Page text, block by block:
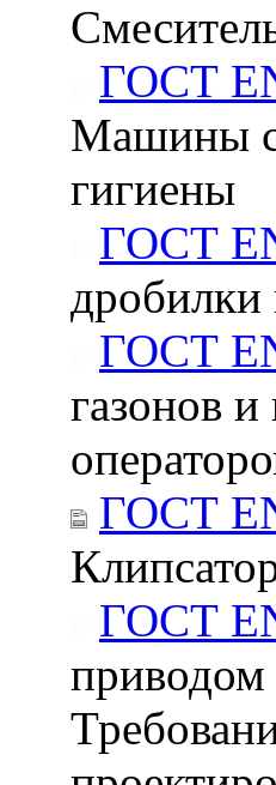
ГОСТ
Машины
гигиены
ГОСТ
дробилки
ГОСТ
газонов
ГОСТ
ГОСТ
приводом